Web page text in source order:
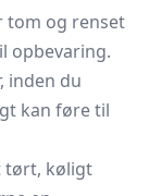
tom og renset
opbevaring.
inden du
kan føre til
tørt, køligt